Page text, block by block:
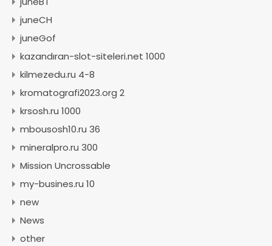
juneCH
juneGof
kazandıran-slot-siteleri.net 1000
kilmezedu.ru 4-8
kromatografi2023.org 2
krsosh.ru 1000
mbousosh10.ru 36
mineralpro.ru 300
Mission Uncrossable
my-busines.ru 10
new
News
other